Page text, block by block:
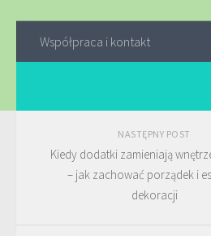
Współpraca i kontakt
NASTĘPNY POST
Kiedy dodatki zamieniają
– jak zachować porządek i
dekoracji